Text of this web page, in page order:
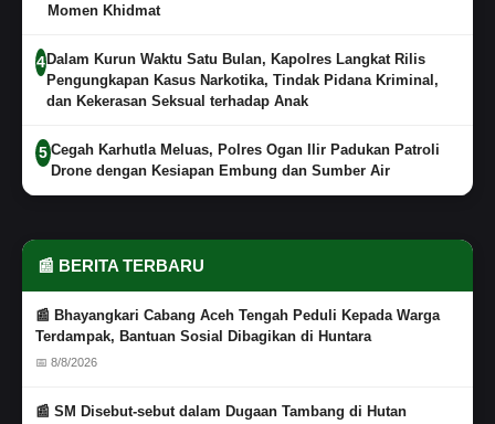
Momen Khidmat
4Dalam Kurun Waktu Satu Bulan, Kapolres Langkat Rilis
Pengungkapan Kasus Narkotika, Tindak Pidana Kriminal,
dan Kekerasan Seksual terhadap Anak
5Cegah Karhutla Meluas, Polres Ogan Ilir Padukan Patroli
Drone dengan Kesiapan Embung dan Sumber Air
📰 BERITA TERBARU
📰 Bhayangkari Cabang Aceh Tengah Peduli Kepada Warga
Terdampak, Bantuan Sosial Dibagikan di Huntara
📅 8/8/2026
📰 SM Disebut-sebut dalam Dugaan Tambang di Hutan